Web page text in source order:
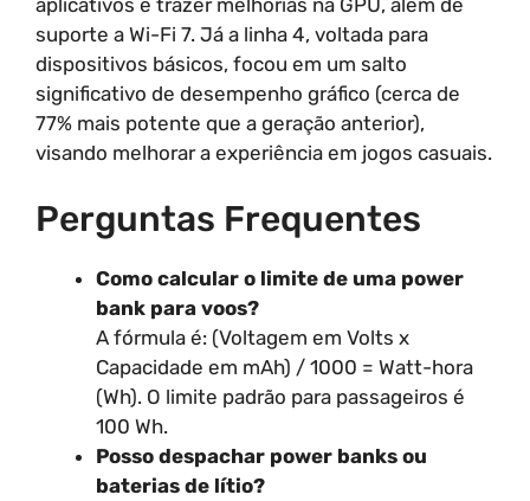
suporte a Wi-Fi 7. Já a linha 4, voltada para
dispositivos básicos, focou em um salto
significativo de desempenho gráfico (cerca de
77% mais potente que a geração anterior),
visando melhorar a experiência em jogos casuais.
Perguntas Frequentes
Como calcular o limite de uma power
bank para voos?
A fórmula é: (Voltagem em Volts x
Capacidade em mAh) / 1000 = Watt-hora
(Wh). O limite padrão para passageiros é
100 Wh.
Posso despachar power banks ou
baterias de lítio?